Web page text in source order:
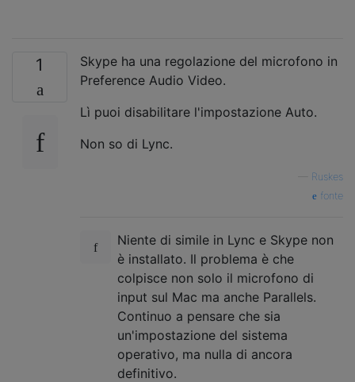
1
Skype ha una regolazione del microfono in
Preference Audio Video.
Lì puoi disabilitare l'impostazione Auto.
Non so di Lync.
Ruskes
fonte
Niente di simile in Lync e Skype non
è installato. Il problema è che
colpisce non solo il microfono di
input sul Mac ma anche Parallels.
Continuo a pensare che sia
un'impostazione del sistema
operativo, ma nulla di ancora
definitivo.